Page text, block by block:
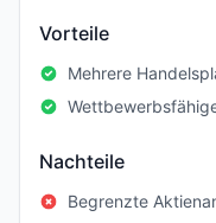
Vorteile
Mehrere
Nachteile
Begrenzte